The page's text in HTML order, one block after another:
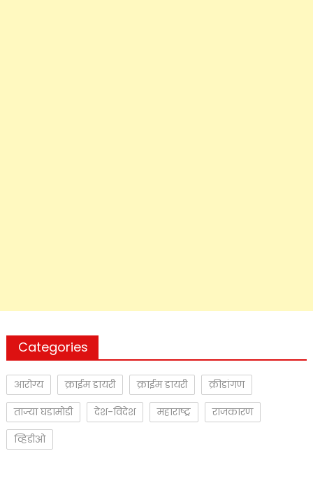
Categories
आरोग्य क्राईम डायरी क्राईम डायरी
क्रीडांगण
ताज्या घडामोडी
देश-विदेश महाराष्ट्र
राजकारण
व्हिडीओ